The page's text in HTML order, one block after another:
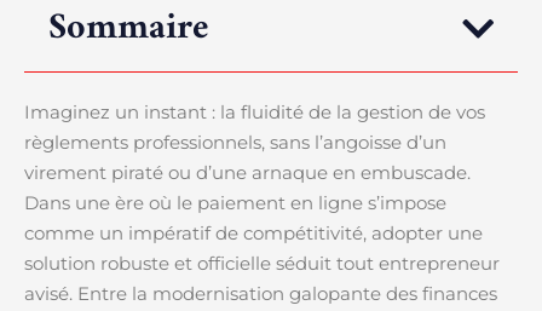
Sommaire
Imaginez un instant : la fluidité de la gestion de vos
règlements professionnels, sans l’angoisse d’un
virement piraté ou d’une arnaque en embuscade.
Dans une ère où le paiement en ligne s’impose
comme un impératif de compétitivité, adopter une
solution robuste et officielle séduit tout entrepreneur
avisé. Entre la modernisation galopante des finances